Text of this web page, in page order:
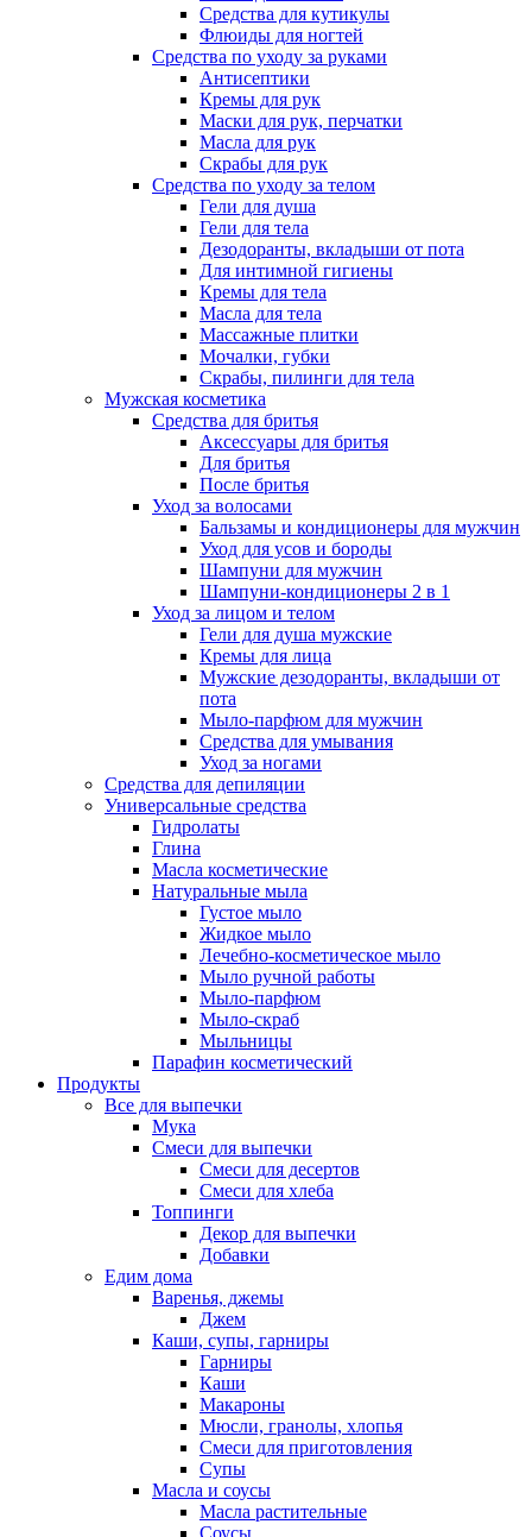
Средства для кутикулы
Флюиды для ногтей
Средства по уходу за руками
Антисептики
Кремы для рук
Маски для рук, перчатки
Масла для рук
Скрабы для рук
Средства по уходу за телом
Гели для душа
Гели для тела
Дезодоранты, вкладыши от пота
Для интимной гигиены
Кремы для тела
Масла для тела
Массажные плитки
Мочалки, губки
Скрабы, пилинги для тела
Мужская косметика
Средства для бритья
Аксессуары для бритья
Для бритья
После бритья
Уход за волосами
Бальзамы и кондиционеры для мужчин
Уход для усов и бороды
Шампуни для мужчин
Шампуни-кондиционеры 2 в 1
Уход за лицом и телом
Гели для душа мужские
Кремы для лица
Мужские дезодоранты, вкладыши от
пота
Мыло-парфюм для мужчин
Средства для умывания
Уход за ногами
Средства для депиляции
Универсальные средства
Гидролаты
Глина
Масла косметические
Натуральные мыла
Густое мыло
Жидкое мыло
Лечебно-косметическое мыло
Мыло ручной работы
Мыло-парфюм
Мыло-скраб
Мыльницы
Парафин косметический
Продукты
Все для выпечки
Мука
Смеси для выпечки
Смеси для десертов
Смеси для хлеба
Топпинги
Декор для выпечки
Добавки
Едим дома
Варенья, джемы
Джем
Каши, супы, гарниры
Гарниры
Каши
Макароны
Мюсли, гранолы, хлопья
Смеси для приготовления
Супы
Масла и соусы
Масла растительные
Соусы